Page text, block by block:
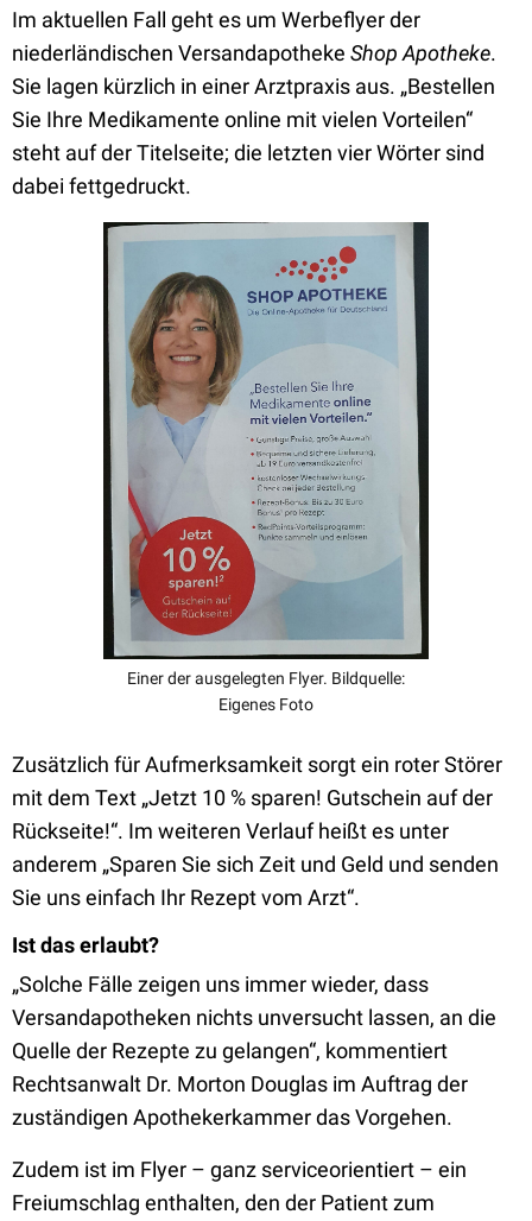
Im aktuellen Fall geht es um Werbeflyer der
niederländischen Versandapotheke Shop Apotheke.
Sie lagen kürzlich in einer Arztpraxis aus. „Bestellen
Sie Ihre Medikamente online mit vielen Vorteilen“
steht auf der Titelseite; die letzten vier Wörter sind
dabei fettgedruckt.
Einer der ausgelegten Flyer. Bildquelle:
Eigenes Foto
Zusätzlich für Aufmerksamkeit sorgt ein roter Störer
mit dem Text „Jetzt 10 % sparen! Gutschein auf der
Rückseite!“. Im weiteren Verlauf heißt es unter
anderem „Sparen Sie sich Zeit und Geld und senden
Sie uns einfach Ihr Rezept vom Arzt“.
Ist das erlaubt?
„Solche Fälle zeigen uns immer wieder, dass
Versandapotheken nichts unversucht lassen, an die
Quelle der Rezepte zu gelangen“, kommentiert
Rechtsanwalt Dr. Morton Douglas im Auftrag der
zuständigen Apothekerkammer das Vorgehen.
Zudem ist im Flyer – ganz serviceorientiert – ein
Freiumschlag enthalten, den der Patient zum